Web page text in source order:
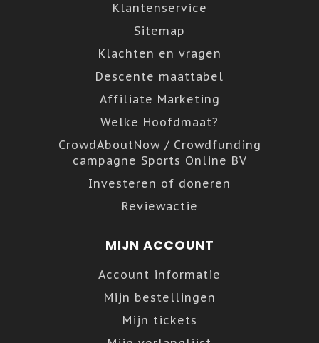
Klantenservice
Sitemap
Klachten en vragen
Descente maattabel
Affiliate Marketing
Welke Hoofdmaat?
CrowdAboutNow / Crowdfunding
campagne Sports Online BV
Investeren of doneren
Reviewactie
MIJN ACCOUNT
Account informatie
Mijn bestellingen
Mijn tickets